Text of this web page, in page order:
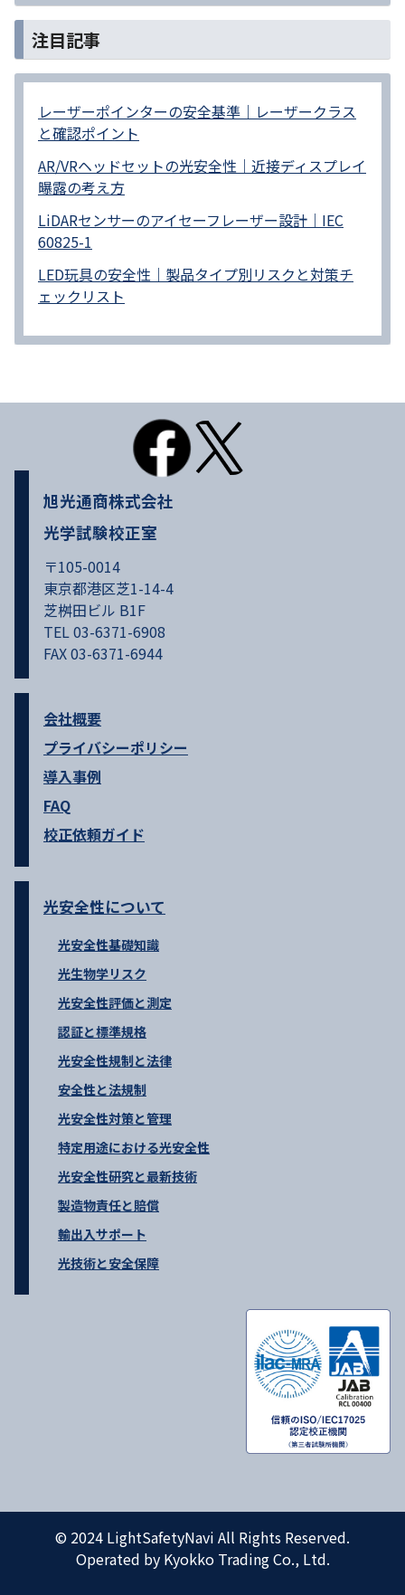
注目記事
レーザーポインターの安全基準｜レーザークラス
と確認ポイント
AR/VRヘッドセットの光安全性｜近接ディスプレイ
曝露の考え方
LiDARセンサーのアイセーフレーザー設計｜IEC
60825-1
LED玩具の安全性｜製品タイプ別リスクと対策チ
ェックリスト
旭光通商株式会社
光学試験校正室
〒105-0014
東京都港区芝1-14-4
芝桝田ビル B1F
TEL 03-6371-6908
FAX 03-6371-6944
会社概要
プライバシーポリシー
導入事例
FAQ
校正依頼ガイド
光安全性について
光安全性基礎知識
光生物学リスク
光安全性評価と測定
認証と標準規格
光安全性規制と法律
安全性と法規制
光安全性対策と管理
特定用途における光安全性
光安全性研究と最新技術
製造物責任と賠償
輸出入サポート
光技術と安全保障
© 2024 LightSafetyNavi All Rights Reserved.
Operated by Kyokko Trading Co., Ltd.